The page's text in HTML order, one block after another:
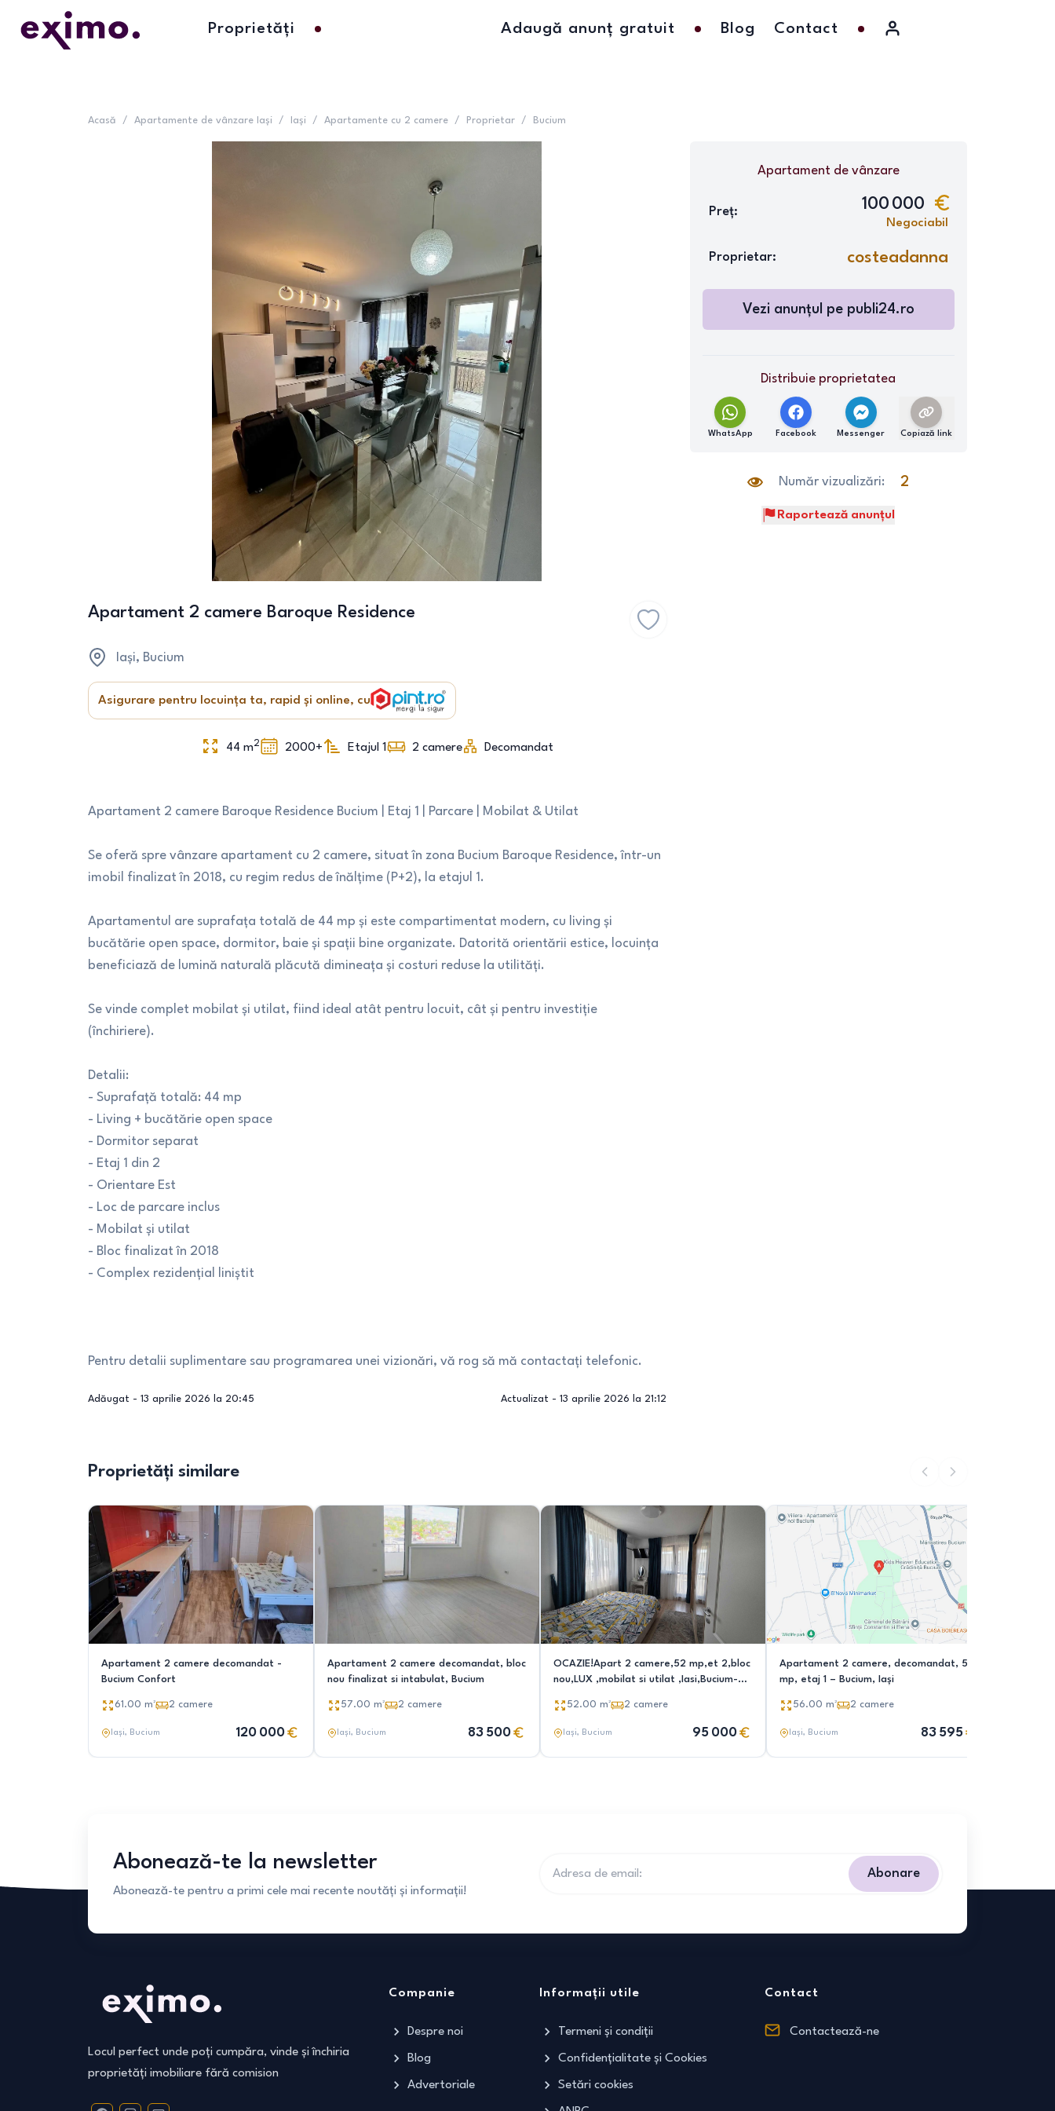
Proprietăți Adaugă anunț gratuit Blog Contact
Acasă / Apartamente de vânzare Iași / Iași / Apartamente cu 2 camere / Proprietar / Bucium
Apartament 2 camere Baroque Residence
Iași, Bucium
Asigurare pentru locuința ta, rapid și online, cu
44 m2 2000+ Etajul 1 2 camere Decomandat
Apartament 2 camere Baroque Residence Bucium | Etaj 1 | Parcare | Mobilat & Utilat
Se oferă spre vânzare apartament cu 2 camere, situat în zona Bucium Baroque Residence, într-un
imobil finalizat în 2018, cu regim redus de înălțime (P+2), la etajul 1.
Apartamentul are suprafața totală de 44 mp și este compartimentat modern, cu living și
bucătărie open space, dormitor, baie și spații bine organizate. Datorită orientării estice, locuința
beneficiază de lumină naturală plăcută dimineața și costuri reduse la utilități.
Se vinde complet mobilat și utilat, fiind ideal atât pentru locuit, cât și pentru investiție
(închiriere).
Detalii:
- Suprafață totală: 44 mp
- Living + bucătărie open space
- Dormitor separat
- Etaj 1 din 2
- Orientare Est
- Loc de parcare inclus
- Mobilat și utilat
- Bloc finalizat în 2018
- Complex rezidențial liniștit
Pentru detalii suplimentare sau programarea unei vizionări, vă rog să mă contactați telefonic.
Adăugat - 13 aprilie 2026 la 20:45 Actualizat - 13 aprilie 2026 la 21:12
Apartamentde vânzare
Preț: 100 000
Negociabil
Proprietar: costeadanna
Vezi anunțul pe publi24.ro
Distribuie proprietatea
WhatsApp Facebook Messenger Copiază link
Număr vizualizări: 2
Raportează anunțul
Proprietăți similare
Apartament 2 camere decomandat -
Bucium Confort
61.00 m² 2 camere
Iași, Bucium 120 000
Apartament 2 camere decomandat, bloc
nou finalizat si intabulat, Bucium
57.00 m² 2 camere
Iași, Bucium 83 500
OCAZIE!Apart 2 camere,52 mp,et 2,bloc
nou,LUX ,mobilat si utilat ,Iasi,Bucium-
52.00 m² 2 camere
Iași, Bucium 95 000
Apartament 2 camere, decomandat, 56
mp, etaj 1 – Bucium, Iași
56.00 m² 2 camere
Iași, Bucium 83 595
Abonează-te la newsletter
Abonează-te pentru a primi cele mai recente noutăți și informații!
Abonare
Locul perfect unde poți cumpăra, vinde și închiria
proprietăți imobiliare fără comision
Companie
Despre noi
Blog
Advertoriale
Informații utile
Termeni și condiții
Confidențialitate și Cookies
Setări cookies
Contact
Contactează-ne